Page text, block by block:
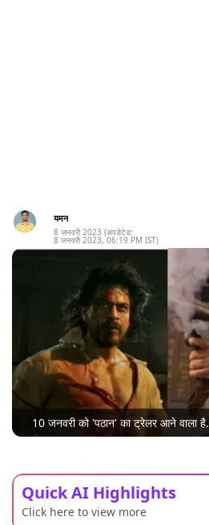
यमन
8 जनवरी 2023 (अपडेटेड:
8 जनवरी 2023, 06:19 PM IST)
10 जनवरी को 'पठान' का ट्रेलर आने वाला है.
Quick AI Highlights
Click here to view more